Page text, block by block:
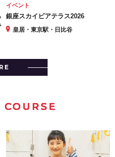
イベント
銀座スカイビアテラス2026
皇居・東京駅・日比谷